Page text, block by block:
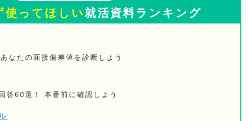
使ってほしい就活資料ランキング
なたの面接偏差値を診断しよう
答60選！ 本番前に確認しよう